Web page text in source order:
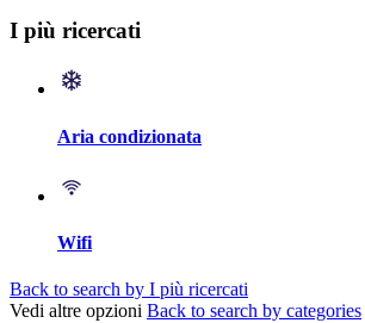
I più ricercati
Aria condizionata
Wifi
Back to search by I più ricercati
Vedi altre opzioni Back to search by categories